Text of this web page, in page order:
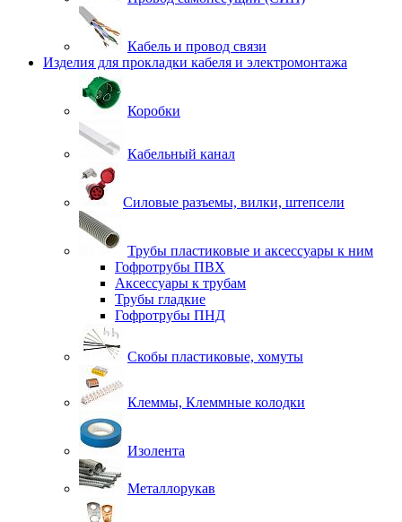
Кабель и провод связи
Изделия для прокладки кабеля и электромонтажа
Коробки
Кабельный канал
Силовые разъемы, вилки, штепсели
Трубы пластиковые и аксессуары к ним
Гофротрубы ПВХ
Аксессуары к трубам
Трубы гладкие
Гофротрубы ПНД
Скобы пластиковые, хомуты
Клеммы, Клеммные колодки
Изолента
Металлорукав